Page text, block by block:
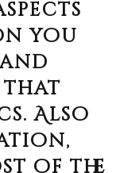
you
that
Also
of the